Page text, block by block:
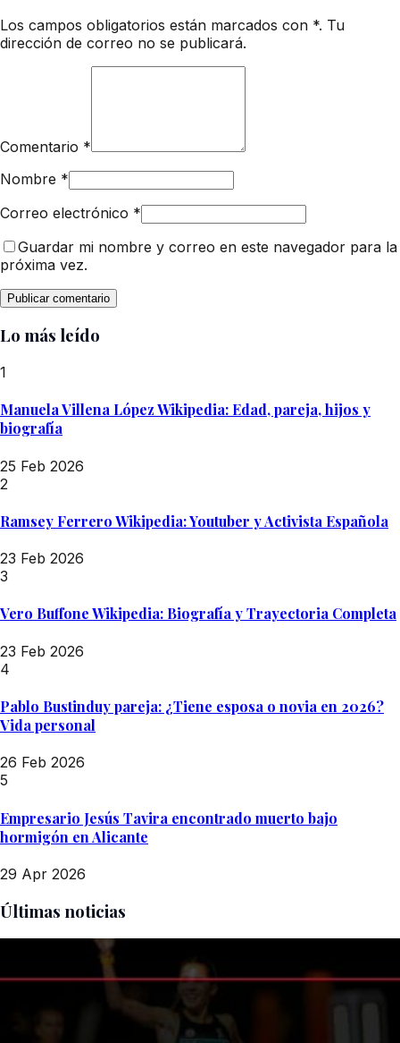
Los campos obligatorios están marcados con *. Tu
dirección de correo no se publicará.
Comentario *
Nombre *
Correo electrónico *
Guardar mi nombre y correo en este navegador para la
próxima vez.
Lo más leído
1
Manuela Villena López Wikipedia: Edad, pareja, hijos y
biografía
25 Feb 2026
2
Ramsey Ferrero Wikipedia: Youtuber y Activista Española
23 Feb 2026
3
Vero Buffone Wikipedia: Biografía y Trayectoria Completa
23 Feb 2026
4
Pablo Bustinduy pareja: ¿Tiene esposa o novia en 2026?
Vida personal
26 Feb 2026
5
Empresario Jesús Tavira encontrado muerto bajo
hormigón en Alicante
29 Apr 2026
Últimas noticias